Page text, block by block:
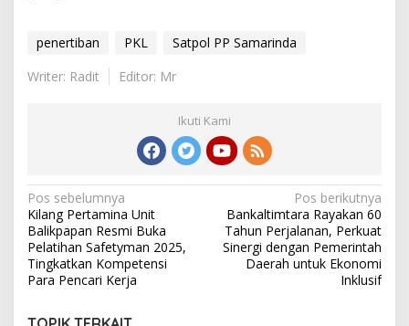
penertiban PKL
Satpol PP Samarinda
Writer: Radit
Editor: Mr
Ikuti Kami
Navigasi
pos
Pos sebelumnya
Kilang Pertamina Unit
Balikpapan Resmi Buka
Pelatihan Safetyman 2025,
Tingkatkan Kompetensi
Para Pencari Kerja
Pos berikutnya
Bankaltimtara Rayakan 60
Tahun Perjalanan, Perkuat
Sinergi dengan Pemerintah
Daerah untuk Ekonomi
Inklusif